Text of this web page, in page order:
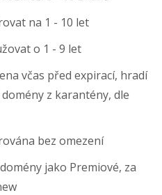
na 1 - 10 let
o 1 - 9 let
včas před expirací, hradí
z karantény, dle
bez omezení
jako Premiové, za